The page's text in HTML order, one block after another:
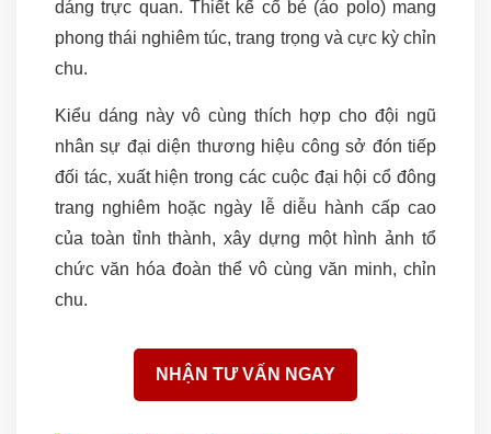
dáng trực quan. Thiết kế cổ bẻ (áo polo) mang
phong thái nghiêm túc, trang trọng và cực kỳ chỉn
chu.
Kiểu dáng này vô cùng thích hợp cho đội ngũ
nhân sự đại diện thương hiệu công sở đón tiếp
đối tác, xuất hiện trong các cuộc đại hội cổ đông
trang nghiêm hoặc ngày lễ diễu hành cấp cao
của toàn tỉnh thành, xây dựng một hình ảnh tổ
chức văn hóa đoàn thể vô cùng văn minh, chỉn
chu.
NHẬN TƯ VẤN NGAY